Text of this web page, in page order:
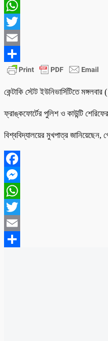
Messenger
WhatsApp
Twitter
Email
Share
কেন্টাকি স্টেট ইউনিভার্সিটিতে
ফ্রাঙ্কফোর্টের পুলিশ ও কাউন্টি
বিশ্ববিদ্যালয়ের মুখপাত্র
Facebook
Messenger
WhatsApp
Twitter
Email